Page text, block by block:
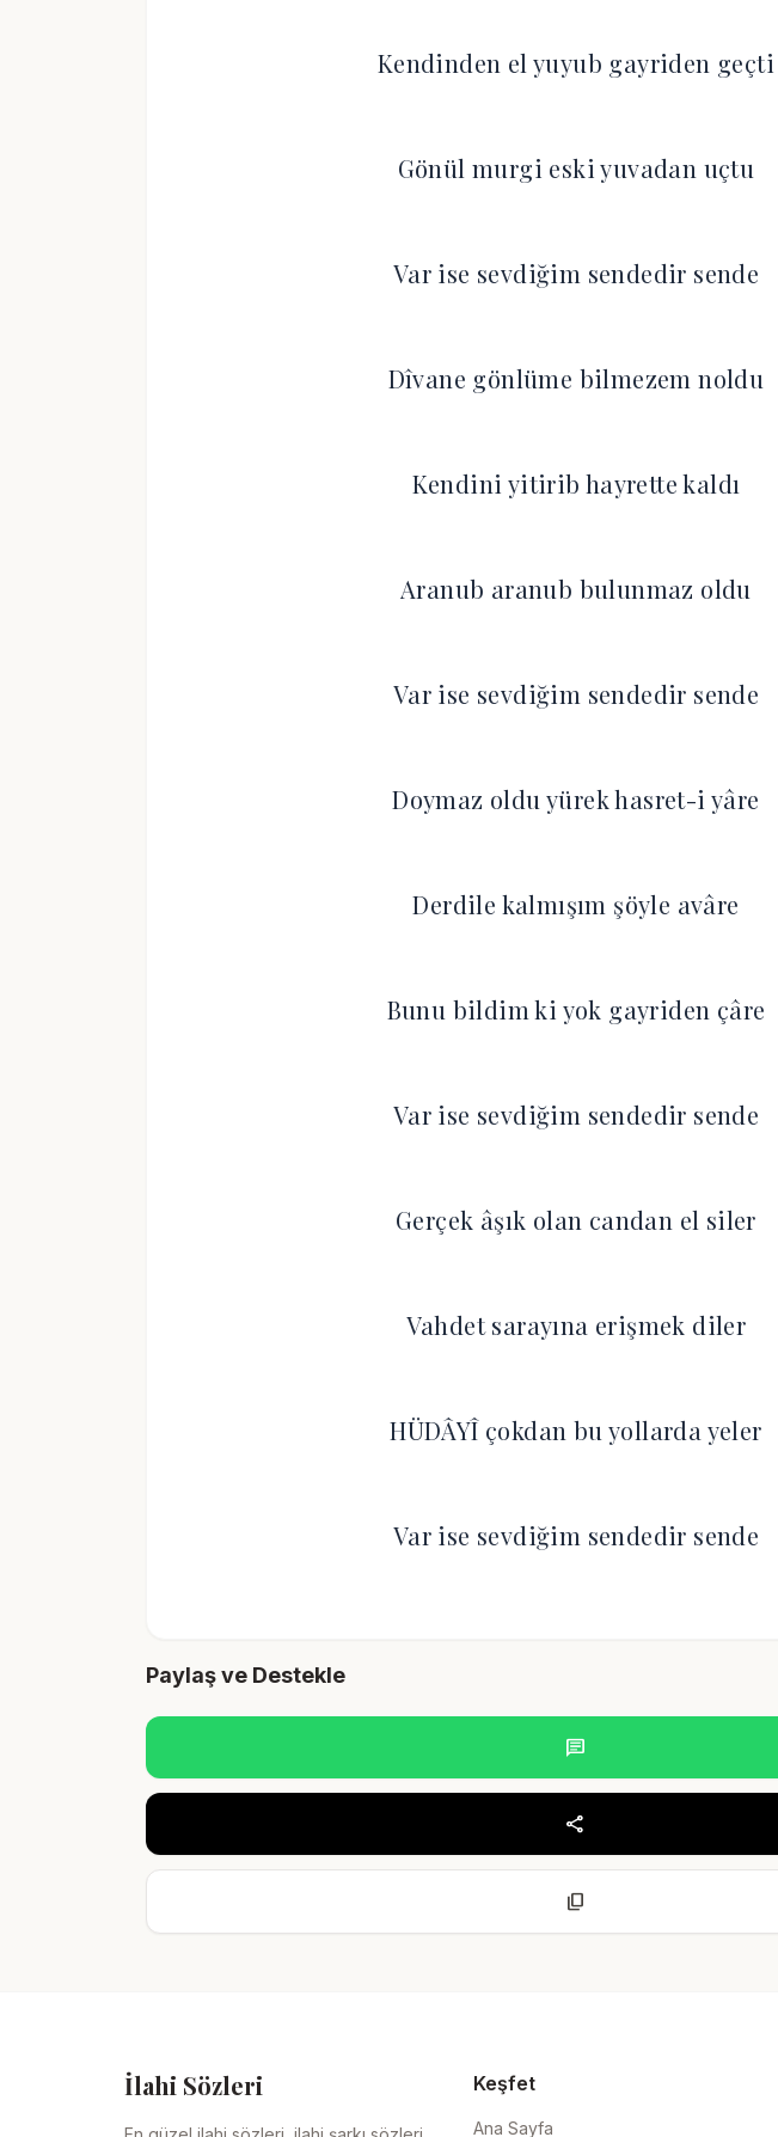
Kendinden el yuyub gayriden geçti
Gönül murgi eski yuvadan uçtu
Var ise sevdiğim sendedir sende
Dîvane gönlüme bilmezem noldu
Kendini yitirib hayrette kaldı
Aranub aranub bulunmaz oldu
Var ise sevdiğim sendedir sende
Doymaz oldu yürek hasret-i yâre
Derdile kalmışım şöyle avâre
Bunu bildim ki yok gayriden çâre
Var ise sevdiğim sendedir sende
Gerçek âşık olan candan el siler
Vahdet sarayına erişmek diler
HÜDÂYÎ çokdan bu yollarda yeler
Var ise sevdiğim sendedir sende
Paylaş ve Destekle
chat
share
content_copy
İlahi Sözleri Keşfet
Ana Sayfa